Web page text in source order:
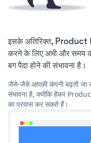
इसके अतिरिक्त,
करने के लिए अभी और समय
बग पैदा होने की संभावना है।
जैसे-जैसे आपकी कंपनी बढ़ती जा
संभावना है, क्योंकि हैकर
का प्रयास कर सकते हैं।